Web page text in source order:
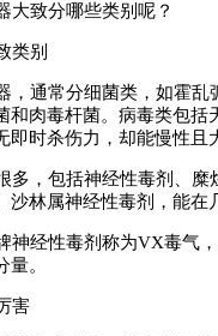
致分哪些类别呢？
类别
通常分细菌类，如霍乱
和肉毒杆菌。病毒类包
即时杀伤力，却能慢性且
，包括神经性毒剂、糜
沙林属神经性毒剂，能
经性毒剂称为VX毒气
。
害